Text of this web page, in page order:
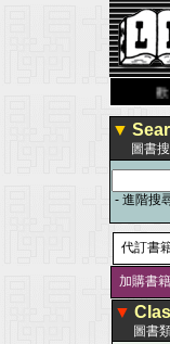
歡迎使用
▼
圖書搜
- 進階搜
代訂書
加購書
▼
圖書類